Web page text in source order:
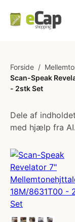
Forside /
Scan-Speak
- 2stk Set
Dele af
med hjælp fra AI.